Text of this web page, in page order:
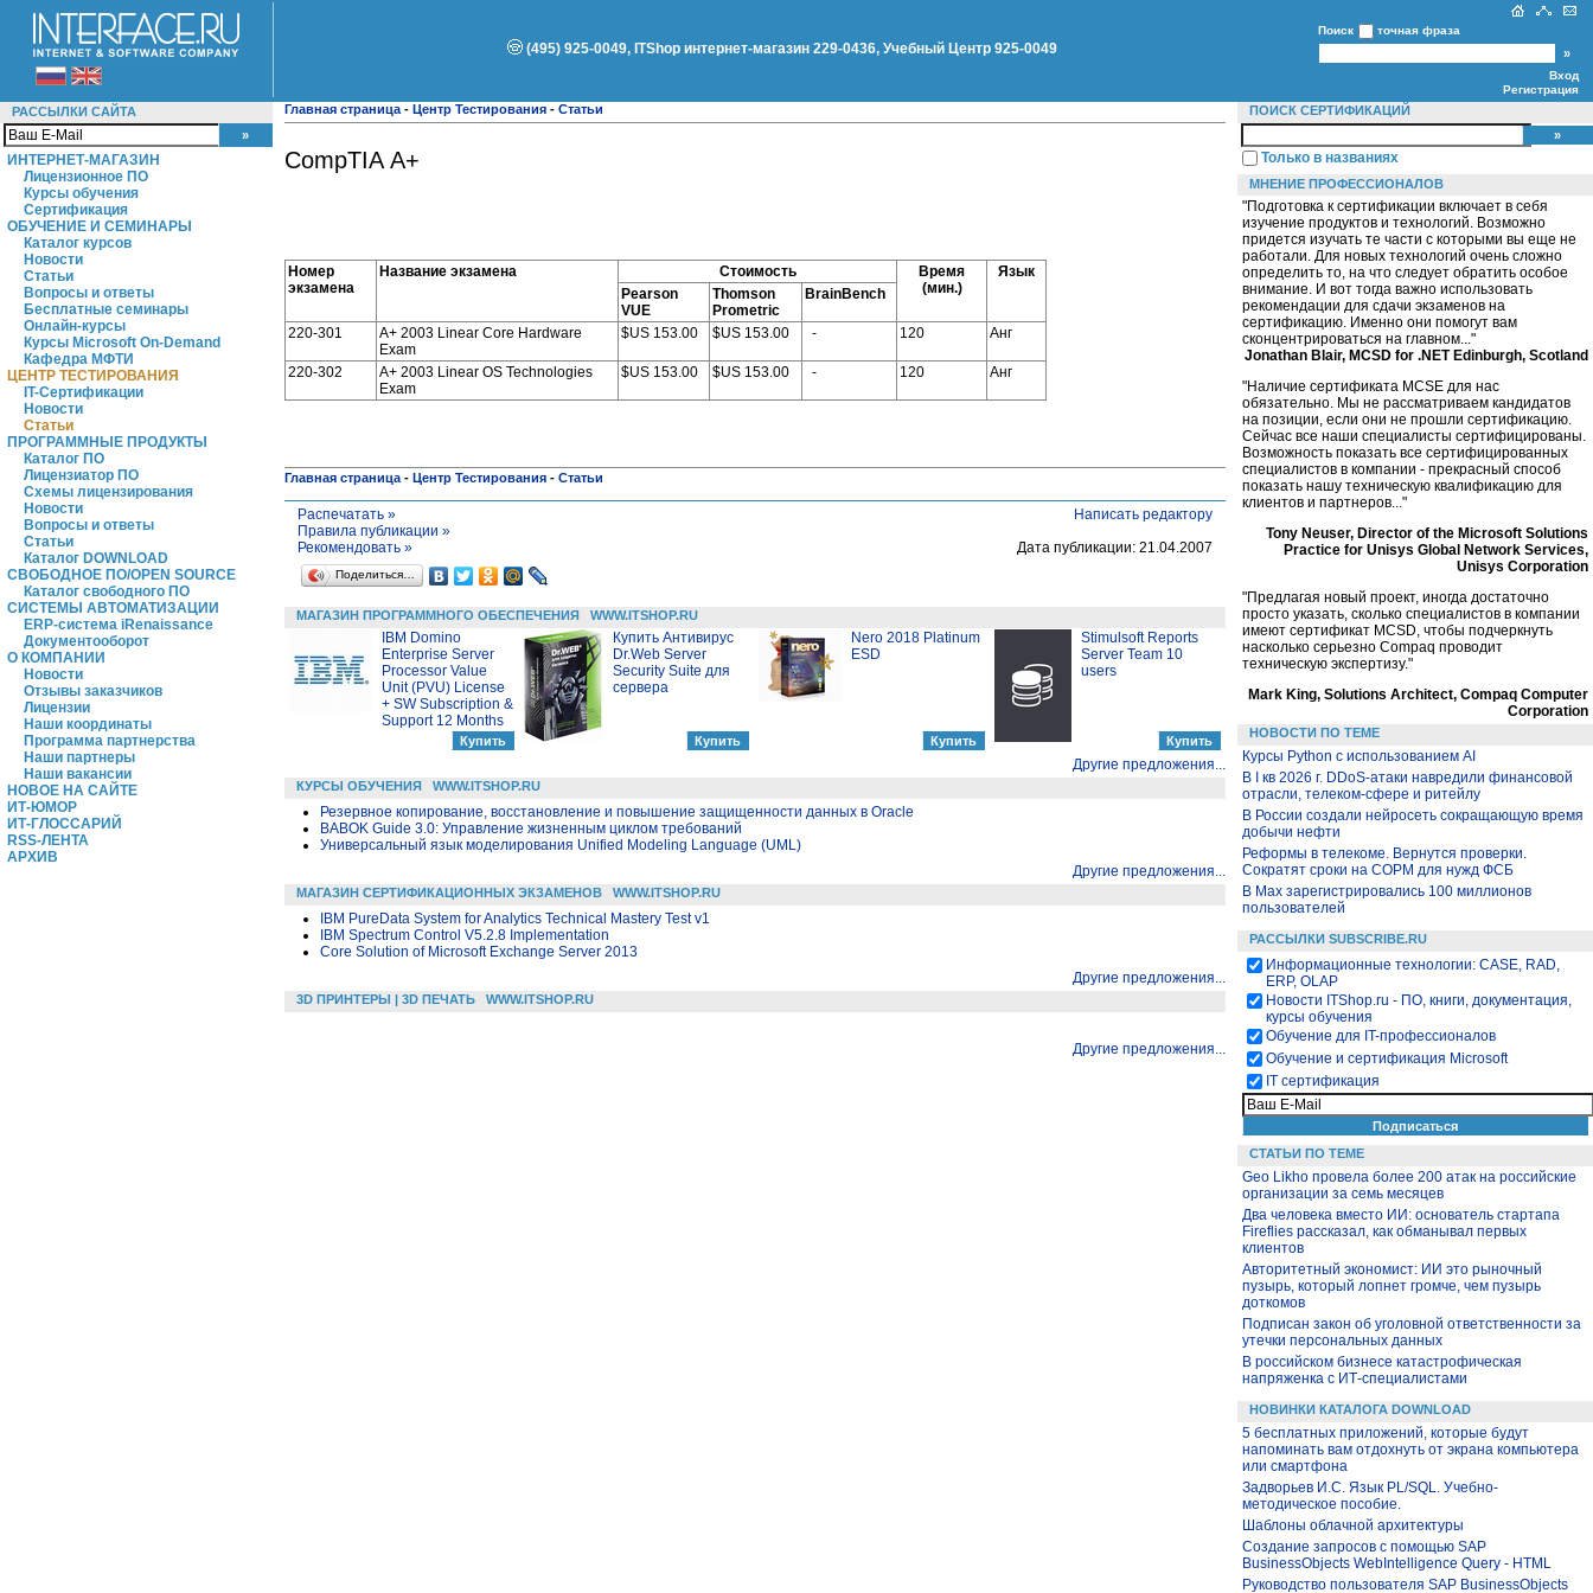
(495) 925-0049, ITShop интернет-магазин 229-0436, Учебный Центр 925-0049
Поиск точная фраза
Вход
Регистрация
РАССЫЛКИ САЙТА
ИНТЕРНЕТ-МАГАЗИН
Лицензионное ПО
Курсы обучения
Сертификация
ОБУЧЕНИЕ И СЕМИНАРЫ
Каталог курсов
Новости
Статьи
Вопросы и ответы
Бесплатные семинары
Онлайн-курсы
Курсы Microsoft On-Demand
Кафедра МФТИ
ЦЕНТР ТЕСТИРОВАНИЯ
IT-Сертификации
Новости
Статьи
ПРОГРАММНЫЕ ПРОДУКТЫ
Каталог ПО
Лицензиатор ПО
Схемы лицензирования
Новости
Вопросы и ответы
Статьи
Каталог DOWNLOAD
СВОБОДНОЕ ПО/OPEN SOURCE
Каталог свободного ПО
СИСТЕМЫ АВТОМАТИЗАЦИИ
ERP-система iRenaissance
Документооборот
О КОМПАНИИ
Новости
Отзывы заказчиков
Лицензии
Наши координаты
Программа партнерства
Наши партнеры
Наши вакансии
НОВОЕ НА САЙТЕ
ИТ-ЮМОР
ИТ-ГЛОССАРИЙ
RSS-ЛЕНТА
АРХИВ
Главная страница - Центр Тестирования - Статьи
CompTIA А+
Номер
экзамена
Название экзамена Стоимость
Время
(мин.)
Язык
Pearson
VUE
Thomson
Prometric
BrainBench
220-301
A+ 2003 Linear Core Hardware
Exam
$US 153.00 $US 153.00 - 120 Анг
220-302
A+ 2003 Linear OS Technologies
Exam
$US 153.00 $US 153.00 - 120 Анг
Главная страница - Центр Тестирования - Статьи
Распечатать »
Правила публикации »
Написать редактору
Рекомендовать »
Дата публикации: 21.04.2007
Поделиться…
МАГАЗИН ПРОГРАММНОГО ОБЕСПЕЧЕНИЯ WWW.ITSHOP.RU
IBM Domino
Enterprise Server
Processor Value
Unit (PVU) License
+ SW Subscription &
Support 12 Months
Купить Антивирус
Dr.Web Server
Security Suite для
сервера
Nero 2018 Platinum
ESD
Stimulsoft Reports
Server Team 10
users
Другие предложения...
КУРСЫ ОБУЧЕНИЯ WWW.ITSHOP.RU
Резервное копирование, восстановление и повышение защищенности данных в Oracle
BABOK Guide 3.0: Управление жизненным циклом требований
Универсальный язык моделирования Unified Modeling Language (UML)
Другие предложения...
МАГАЗИН СЕРТИФИКАЦИОННЫХ ЭКЗАМЕНОВ WWW.ITSHOP.RU
IBM PureData System for Analytics Technical Mastery Test v1
IBM Spectrum Control V5.2.8 Implementation
Core Solution of Microsoft Exchange Server 2013
Другие предложения...
3D ПРИНТЕРЫ | 3D ПЕЧАТЬ WWW.ITSHOP.RU
Другие предложения...
ПОИСК СЕРТИФИКАЦИЙ
Только в названиях
МНЕНИЕ ПРОФЕССИОНАЛОВ
"Подготовка к сертификации включает в себя
изучение продуктов и технологий. Возможно
придется изучать те части с которыми вы еще не
работали. Для новых технологий очень сложно
определить то, на что следует обратить особое
внимание. И вот тогда важно использовать
рекомендации для сдачи экзаменов на
сертификацию. Именно они помогут вам
сконцентрироваться на главном..."
Jonathan Blair, MCSD for .NET Edinburgh, Scotland
"Наличие сертификата MCSE для нас
обязательно. Мы не рассматриваем кандидатов
на позиции, если они не прошли сертификацию.
Сейчас все наши специалисты сертифицированы.
Возможность показать все сертифицированных
специалистов в компании - прекрасный способ
показать нашу техническую квалификацию для
клиентов и партнеров..."
Tony Neuser, Director of the Microsoft Solutions
Practice for Unisys Global Network Services,
Unisys Corporation
"Предлагая новый проект, иногда достаточно
просто указать, сколько специалистов в компании
имеют сертификат MCSD, чтобы подчеркнуть
насколько серьезно Compaq проводит
техническую экспертизу."
Mark King, Solutions Architect, Compaq Computer
Corporation
НОВОСТИ ПО ТЕМЕ
Курсы Python c использованием AI
В I кв 2026 г. DDoS-атаки навредили финансовой
отрасли, телеком-сфере и ритейлу
В России создали нейросеть сокращающую время
добычи нефти
Реформы в телекоме. Вернутся проверки.
Сократят сроки на СОРМ для нужд ФСБ
В Max зарегистрировались 100 миллионов
пользователей
РАССЫЛКИ SUBSCRIBE.RU
Информационные технологии: CASE, RAD,
ERP, OLAP
Новости ITShop.ru - ПО, книги, документация,
курсы обучения
Обучение для IT-профессионалов
Обучение и сертификация Microsoft
IT сертификация
СТАТЬИ ПО ТЕМЕ
Geo Likho провела более 200 атак на российские
организации за семь месяцев
Два человека вместо ИИ: основатель стартапа
Fireflies рассказал, как обманывал первых
клиентов
Авторитетный экономист: ИИ это рыночный
пузырь, который лопнет громче, чем пузырь
доткомов
Подписан закон об уголовной ответственности за
утечки персональных данных
В российском бизнесе катастрофическая
напряженка с ИТ-специалистами
НОВИНКИ КАТАЛОГА DOWNLOAD
5 бесплатных приложений, которые будут
напоминать вам отдохнуть от экрана компьютера
или смартфона
Задворьев И.С. Язык PL/SQL. Учебно-
методическое пособие.
Шаблоны облачной архитектуры
Создание запросов с помощью SAP
BusinessObjects WebIntelligence Query - HTML
Руководство пользователя SAP BusinessObjects